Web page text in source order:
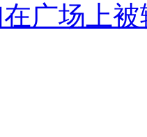
广场上